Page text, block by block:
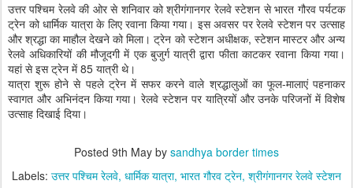
उत्तर पश्चिम रेलवे की ओर से शनिवार को श्रीगंगानगर रेलवे स्टेशन से भारत गौरव पर्यटक
ट्रेन को धार्मिक यात्रा के लिए रवाना किया गया। इस अवसर पर रेलवे स्टेशन पर उत्साह
और श्रद्धा का माहौल देखने को मिला। ट्रेन को स्टेशन अधीक्षक, स्टेशन मास्टर और अन्य
रेलवे अधिकारियों की मौजूदगी में एक बुजुर्ग यात्री द्वारा फीता काटकर रवाना किया गया।
यहां से इस ट्रेन में 85 यात्री थे।
यात्रा शुरू होने से पहले ट्रेन में सफर करने वाले श्रद्धालुओं का फूल-मालाएं पहनाकर
स्वागत और अभिनंदन किया गया। रेलवे स्टेशन पर यात्रियों और उनके परिजनों में विशेष
उत्साह दिखाई दिया।
Posted 9th May by sandhya border times
Labels: उत्तर पश्चिम रेलवे धार्मिक यात्रा भारत गौरव ट्रेन श्रीगंगानगर रेलवे स्टेशन